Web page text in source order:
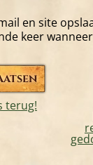
en site
keer
terug!